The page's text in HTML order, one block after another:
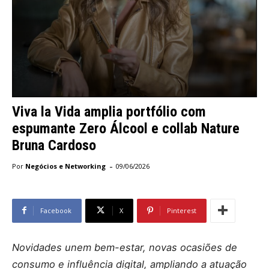
Viva la Vida amplia portfólio com
espumante Zero Álcool e collab Nature
Bruna Cardoso
Por Negócios e Networking - 09/06/2026
Facebook X Pinterest
Novidades unem bem-estar, novas ocasiões de
consumo e influência digital, ampliando a atuação